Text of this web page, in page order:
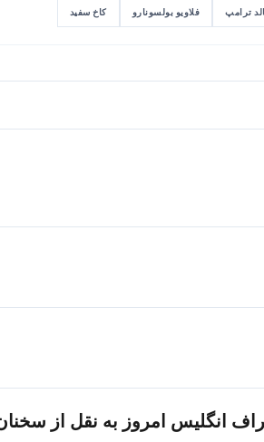
ترامپ فلاویو بولسونارو کاخ سفید
انگلیس امروز به نقل از